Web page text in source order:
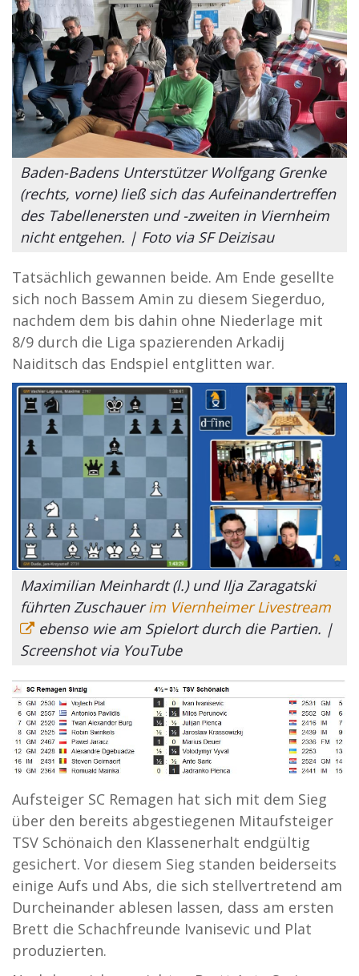
Baden-Badens Unterstützer Wolfgang Grenke
(rechts, vorne) ließ sich das Aufeinandertreffen
des Tabellenersten und -zweiten in Viernheim
nicht entgehen. | Foto via SF Deizisau
Tatsächlich gewannen beide. Am Ende gesellte
sich noch Bassem Amin zu diesem Siegerduo,
nachdem dem bis dahin ohne Niederlage mit
8/9 durch die Liga spazierenden Arkadij
Naiditsch das Endspiel entglitten war.
Maximilian Meinhardt (l.) und Ilja Zaragatski
führten Zuschauerim Viernheimer Livestream
ebenso wie am Spielort durch die Partien. |
Screenshot via YouTube
Aufsteiger SC Remagen hat sich mit dem Sieg
über den bereits abgestiegenen Mitaufsteiger
TSV Schönaich den Klassenerhalt endgültig
gesichert. Vor diesem Sieg standen beiderseits
einige Aufs und Abs, die sich stellvertretend am
Durcheinander ablesen lassen, dass am ersten
Brett die Schachfreunde Ivanisevic und Plat
produzierten.